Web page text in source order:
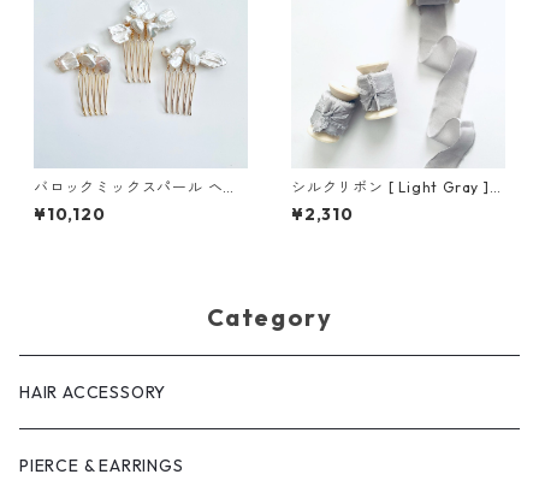
バロックミックスパール ヘア
コーム
¥10,120
シルクリボン [ Light Gray ]
／ 3cm×5m 木製スプール付
¥2,310
Category
HAIR ACCESSORY
PIERCE & EARRINGS